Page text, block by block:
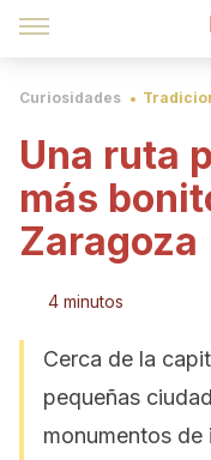
Curiosidades
Una ruta
más
Zaragoza
4 minutos
Cerca de la
pequeñas
monumentos de